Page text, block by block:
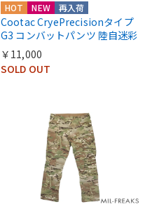
HOT NEW 再入荷
Cootac CryePrecisionタイプ
G3 コンバットパンツ 陸自迷彩
￥11,000
SOLD OUT